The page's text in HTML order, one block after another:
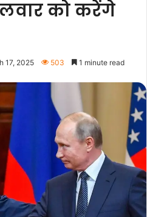
को करेंगे
17, 2025 503 1 minute read